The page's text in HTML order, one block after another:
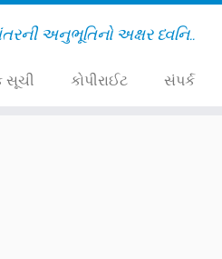
અનુભૂતિનો અક્ષર ધ્વનિ..
સૂચી કોપીરાઈટ સંપર્ક